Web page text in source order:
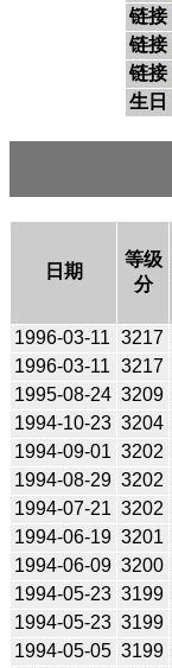
链接
链接
链接
生日
日期
等级
分
1996-03-11 3217
1996-03-11 3217
1995-08-24 3209
1994-10-23 3204
1994-09-01 3202
1994-08-29 3202
1994-07-21 3202
1994-06-19 3201
1994-06-09 3200
1994-05-23 3199
1994-05-23 3199
1994-05-05 3199